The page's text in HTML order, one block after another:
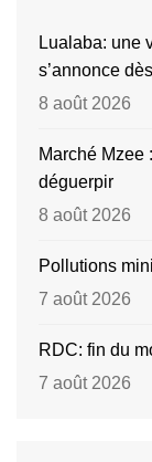
Lualaba: une
s’annonce
8 août 2026
Marché Mzee
déguerpir
8 août 2026
Pollutions
7 août 2026
RDC: fin du
7 août 2026